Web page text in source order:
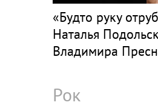
«Будто руку
Наталья
Владимира
Рок